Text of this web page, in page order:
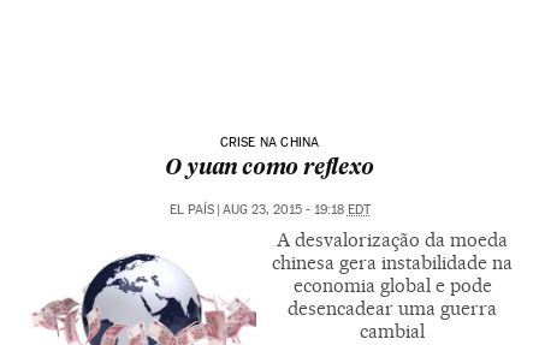
CRISE NA CHINA
O yuan como reflexo
EL PAÍS AUG 23, 2015 - 19:18 EDT
A desvalorização da moeda
chinesa gera instabilidade na
economia global e pode
desencadear uma guerra
cambial